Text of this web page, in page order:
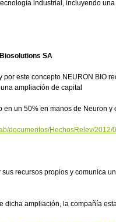
industrial, incluyendo
SA
por este concepto NEURON BIO
ampliación de capital
un 50% en manos de Neuron y
documentos/HechosRelev/
recursos propios y comunica
dicha ampliación, la compañía